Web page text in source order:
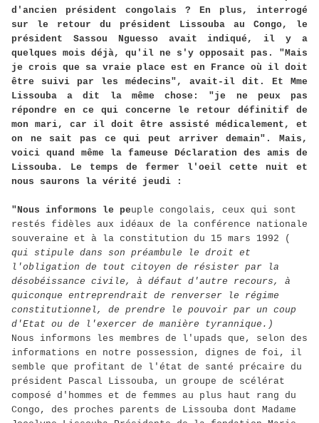
d'ancien président congolais ? En plus, interrogé
sur le retour du président Lissouba au Congo, le
président Sassou Nguesso avait indiqué, il y a
quelques mois déjà, qu'il ne s'y opposait pas. "Mais
je crois que sa vraie place est en France où il doit
être suivi par les médecins", avait-il dit. Et Mme
Lissouba a dit la même chose: "je ne peux pas
répondre en ce qui concerne le retour définitif de
mon mari, car il doit être assisté médicalement, et
on ne sait pas ce qui peut arriver demain". Mais,
voici quand même la fameuse Déclaration des amis de
Lissouba. Le temps de fermer l'oeil cette nuit et
nous saurons la vérité jeudi :
"Nous informons le peuple congolais, ceux qui sont
restés fidèles aux idéaux de la conférence nationale
souveraine et à la constitution du 15 mars 1992 (
qui stipule dans son préambule le droit et
l'obligation de tout citoyen de résister par la
désobéissance civile, à défaut d'autre recours, à
quiconque entreprendrait de renverser le régime
constitutionnel, de prendre le pouvoir par un coup
d'Etat ou de l'exercer de manière tyrannique.)
Nous informons les membres de l'upads que, selon des
informations en notre possession, dignes de foi, il
semble que profitant de l'état de santé précaire du
président Pascal Lissouba, un groupe de scélérat
composé d'hommes et de femmes au plus haut rang du
Congo, des proches parents de Lissouba dont Madame